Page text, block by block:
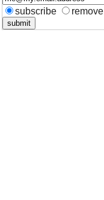
subscribe remove